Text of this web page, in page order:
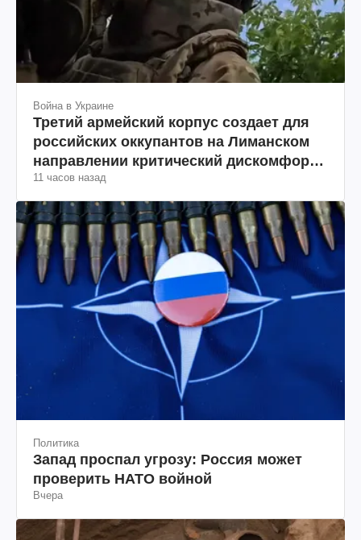
Война в Украине
Третий армейский корпус создает для
российских оккупантов на Лиманском
направлении критический дискомфорт:
как это удалось
11 часов назад
Политика
Запад проспал угрозу: Россия может
проверить НАТО войной
Вчера